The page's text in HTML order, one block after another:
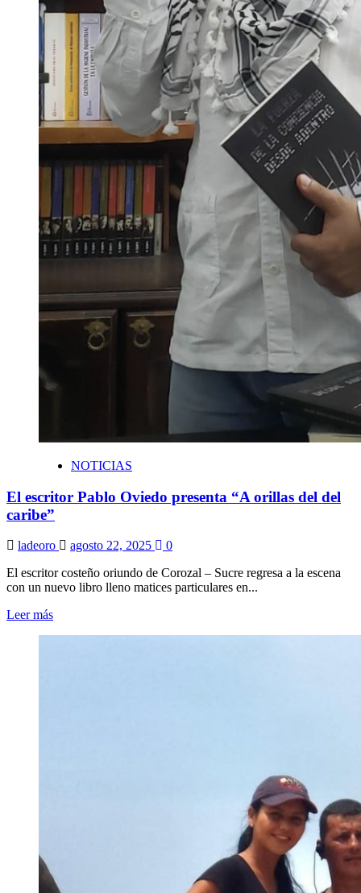
NOTICIAS
El escritor Pablo Oviedo presenta “A orillas del del
caribe”
ladeoro agosto 22, 2025
0
El escritor costeño oriundo de Corozal – Sucre regresa a la escena
con un nuevo libro lleno matices particulares en...
Leer más